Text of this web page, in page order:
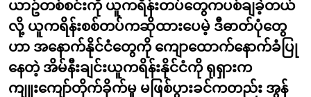
ယာဥ်တစ်စင်းကို ယူကရိန်းတပ်တွေကပစ်ချခဲ့တယ်
လို့ ယူကရိန်းစစ်တပ်ကဆိုထားပေမဲ့ ဒီဓာတ်ပုံတွေ
ဟာ အနောက်နိုင်ငံတွေကို ကျောထောက်နောက်ခံပြု
နေတဲ့ အိမ်နီးချင်းယူကရိန်းနိုင်ငံကို ရုရှားက
ကျူးကျော်တိုက်ခိုက်မှု မဖြစ်ပွားခင်ကတည်း အွန်